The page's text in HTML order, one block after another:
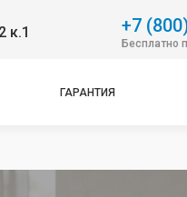
к.1 +7
Бесплатно
ГАРАНТИЯ